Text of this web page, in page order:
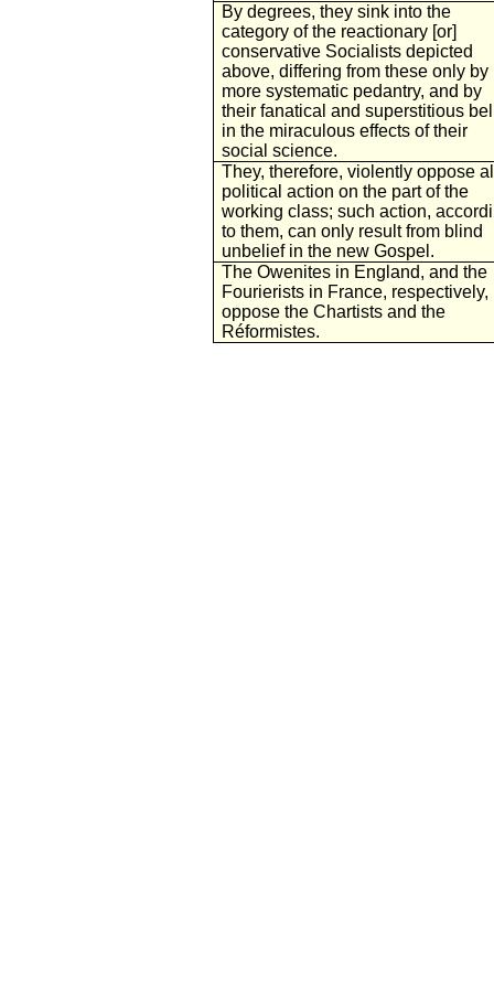
By degrees, they sink into the
category of the reactionary [or]
conservative Socialists depicted
above, differing from these only by
more systematic pedantry, and by
their fanatical and superstitious
in the miraculous effects of their
social science.
They, therefore, violently oppose
political action on the part of the
working class; such action,
to them, can only result from blind
unbelief in the new Gospel.
The Owenites in England, and the
Fourierists in France, respectively,
oppose the Chartists and the
Réformistes.